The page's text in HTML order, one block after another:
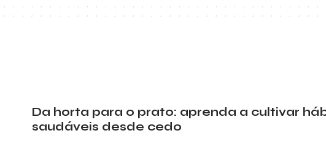
Da horta para o prato: aprenda a cultivar
saudáveis desde cedo